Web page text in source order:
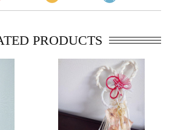
PRODUCTS